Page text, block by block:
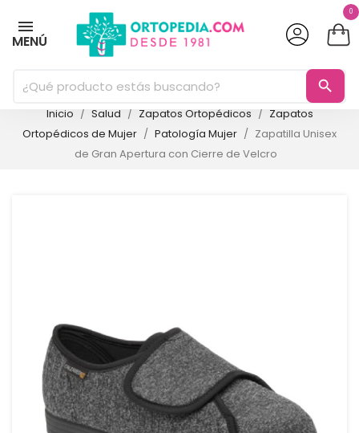
MENÚ
0
search
Inicio Salud Zapatos Ortopédicos
Zapatos
Ortopédicos de Mujer
Patología Mujer
Zapatilla Unisex
de Gran Apertura con Cierre de Velcro